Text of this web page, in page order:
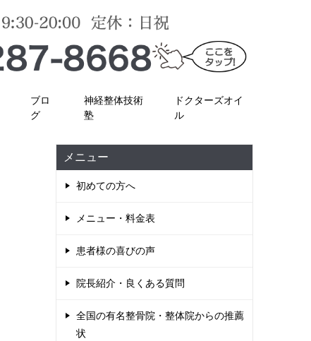
ブロ
グ
神経整体技術
塾
ドクターズオイ
ル
メニュー
初めての方へ
メニュー・料金表
患者様の喜びの声
院長紹介・良くある質問
全国の有名整骨院・整体院からの推薦
状